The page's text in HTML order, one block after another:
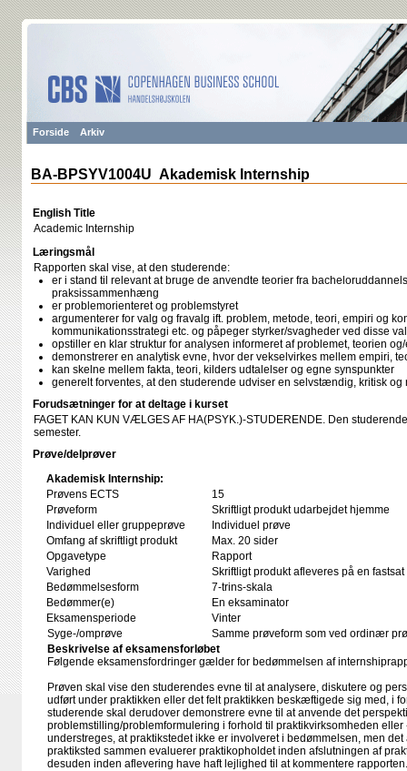
Forside Arkiv
BA-BPSYV1004U Akademisk Internship
English Title
Academic Internship
Læringsmål
Rapporten skal vise, at den studerende:
er i stand til relevant at bruge de anvendte teorier fra
praksissammenhæng
er problemorienteret og problemstyret
argumenterer for valg og fravalg ift. problem, metode, teori, empiri og
kommunikationsstrategi etc. og påpeger styrker/svagheder ved disse
opstiller en klar struktur for analysen informeret af problemet, teorien
demonstrerer en analytisk evne, hvor der vekselvirkes mellem empiri,
kan skelne mellem fakta, teori, kilders udtalelser og egne synspunkter
generelt forventes, at den studerende udviser en selvstændig, kritisk
Forudsætninger for at deltage i kurset
FAGET KAN KUN VÆLGES AF HA(PSYK.)-STUDERENDE. Den
semester.
Prøve/delprøver
Akademisk Internship:
Prøvens ECTS
15
Prøveform
Skriftligt produkt udarbejdet hjemme
Individuel eller gruppeprøve
Individuel prøve
Omfang af skriftligt produkt
Max. 20 sider
Opgavetype
Rapport
Varighed
Skriftligt produkt afleveres på en
Bedømmelsesform
7-trins-skala
Bedømmer(e)
En eksaminator
Eksamensperiode
Vinter
Syge-/omprøve
Samme prøveform som ved ordinær
Beskrivelse af eksamensforløbet
Følgende eksamensfordringer gælder for bedømmelsen af
Prøven skal vise den studerendes evne til at analysere, diskutere og
udført under praktikken eller det felt praktikken beskæftigede sig med, i
studerende skal derudover demonstrere evne til at anvende det
problemstilling/problemformulering i forhold til praktikvirksomheden
understreges, at praktikstedet ikke er involveret i bedømmelsen, men
praktiksted sammen evaluerer praktikopholdet inden afslutningen af
desuden inden aflevering have haft lejlighed til at kommentere rapporten.